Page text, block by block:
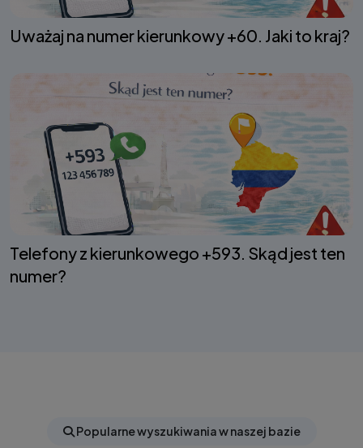
Uważaj na numer kierunkowy +60. Jaki to kraj?
Telefony z kierunkowego +593. Skąd jest ten
numer?
Popularne wyszukiwania w naszej bazie